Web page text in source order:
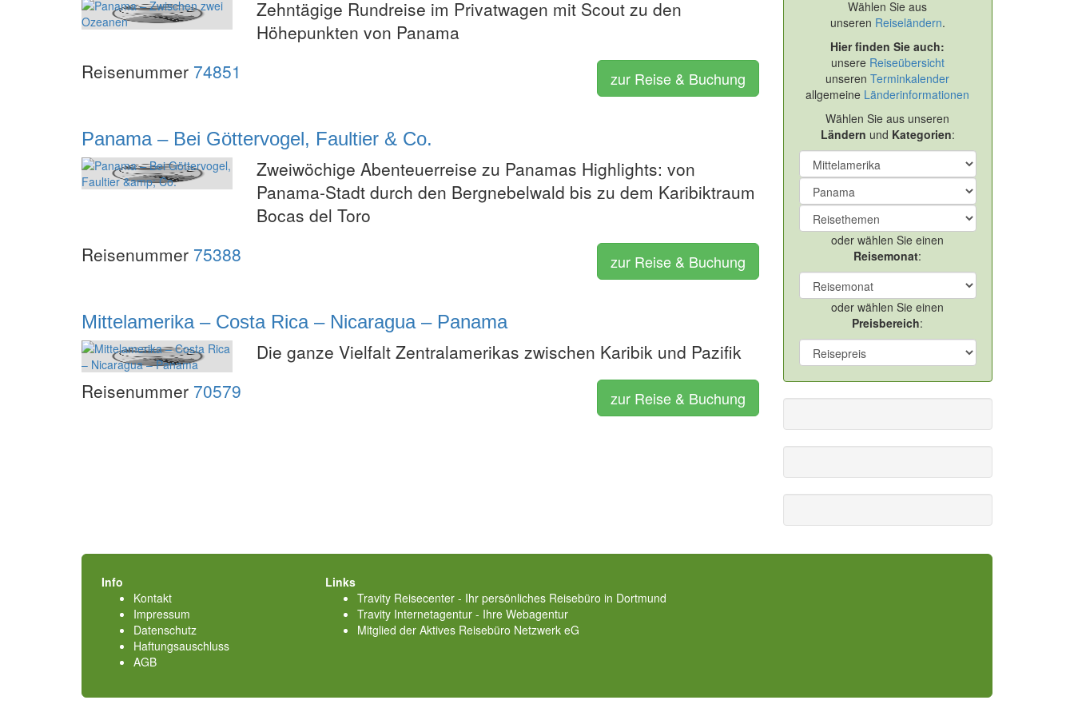
Zehntägige Rundreise im Privatwagen mit Scout zu den
Höhepunkten von Panama
Reisenummer 74851 zur Reise & Buchung
Panama – Bei Göttervogel, Faultier & Co.
Zweiwöchige Abenteuerreise zu Panamas Highlights: von
Panama-Stadt durch den Bergnebelwald bis zu dem Karibiktraum
Bocas del Toro
Reisenummer 75388 zur Reise & Buchung
Mittelamerika – Costa Rica – Nicaragua – Panama
Die ganze Vielfalt Zentralamerikas zwischen Karibik und Pazifik
Reisenummer 70579 zur Reise & Buchung
Wählen Sie aus
unseren Reiseländern.
Hier finden Sie auch:
unsere Reiseübersicht
unserenTerminkalender
allgemeine Länderinformationen
Wählen Sie aus unseren
Ländern und Kategorien:
oder wählen Sie einen
Reisemonat:
oder wählen Sie einen
Preisbereich:
Info
Kontakt
Impressum
Datenschutz
Haftungsauschluss
AGB
Links
Travity Reisecenter - Ihr persönliches Reisebüro in Dortmund
Travity Internetagentur - Ihre Webagentur
Mitglied der Aktives Reisebüro Netzwerk eG